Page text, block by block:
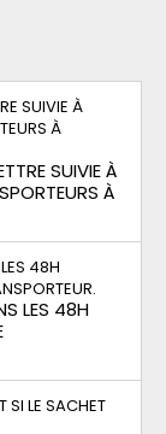
SUIVIE À
À
LES 48H